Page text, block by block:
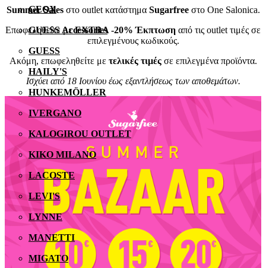
GEOX
GUESS Accessories
GUESS
HAILY'S
HUNKEMÖLLER
IVERGANO
KALOGIROU OUTLET
KIKO MILANO
LACOSTE
LEVI'S
LYNNE
MANETTI
MIGATO
Summer Salesστο outlet κατάστημαSugarfreeστο One Salonica.
Επωφεληθείτε μεEXTRA -20% Έκπτωση από τις outlet τιμές σε
επιλεγμένους κωδικούς.
Ακόμη, επωφεληθείτε με τελικές τιμέςσε επιλεγμένα προϊόντα.
Ισχύει από 18 Ιουνίου έως εξαντλήσεως των αποθεμάτων.